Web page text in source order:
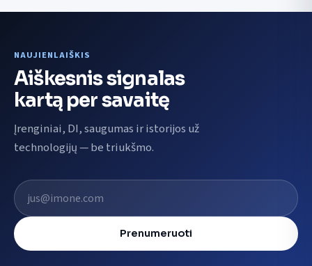
NAUJIENLAIŠKIS
Aiškesnis signalas
kartą per savaitę
Įrenginiai, DI, saugumas ir istorijos už
technologijų — be triukšmo.
El. pašto adresas
Prenumeruoti